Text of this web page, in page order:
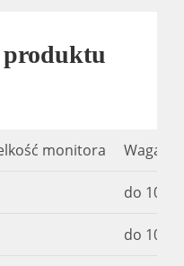
produktu
monitora Waga
do 10
do 10